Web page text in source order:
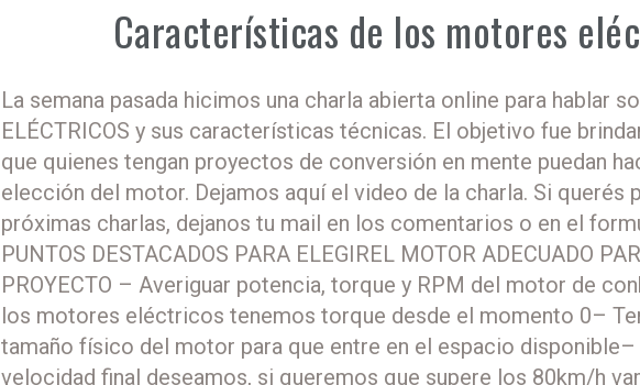
Características de los motores
La semana pasada hicimos una charla abierta online para hablar
ELÉCTRICOS y sus características técnicas. El objetivo fue
que quienes tengan proyectos de conversión en mente puedan
elección del motor. Dejamos aquí el video de la charla. Si querés
próximas charlas, dejanos tu mail en los comentarios o en el
PUNTOS DESTACADOS PARA ELEGIREL MOTOR ADECUADO
PROYECTO – Averiguar potencia, torque y RPM del motor de
los motores eléctricos tenemos torque desde el momento 0–
tamaño físico del motor para que entre en el espacio disponible–
velocidad final deseamos, si queremos que supere los 80km/h